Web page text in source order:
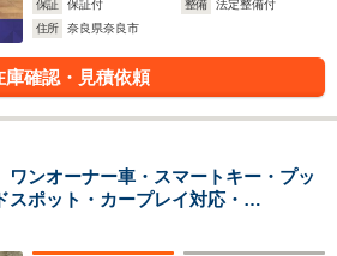
保証
保証付 整備
法定整備付
住所
奈良県奈良市
庫確認・見積依頼
ンオーナー車・スマートキー・プッ
ポット・カープレイ対応・
イト・アームレスト・ドアミラーウイ